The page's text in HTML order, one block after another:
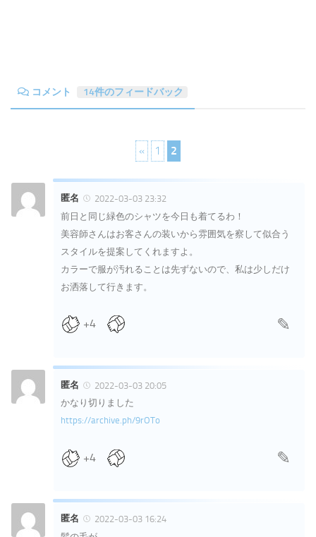
コメント 14件のフィードバック
« 1 2
匿名
2022-03-03 23:32
前日と同じ緑色のシャツを今日も着てるわ！
美容師さんはお客さんの装いから雰囲気を察して似合う
スタイルを提案してくれますよ。
カラーで服が汚れることは先ずないので、私は少しだけ
お洒落して行きます。
+4
匿名
2022-03-03 20:05
かなり切りました
https://archive.ph/9rOTo
+4
匿名
2022-03-03 16:24